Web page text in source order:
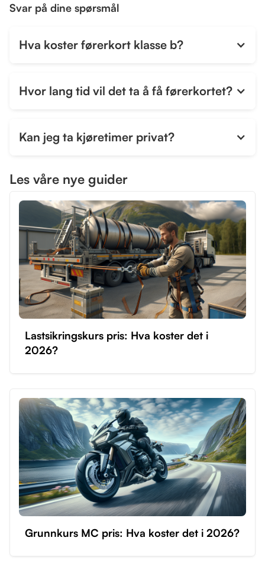
Svar på dine spørsmål
Hva koster førerkort klasse b?
Hvor lang tid vil det ta å få førerkortet?
Kan jeg ta kjøretimer privat?
Les våre nye guider
Lastsikringskurs pris: Hva koster det i
2026?
Grunnkurs MC pris: Hva koster det i 2026?